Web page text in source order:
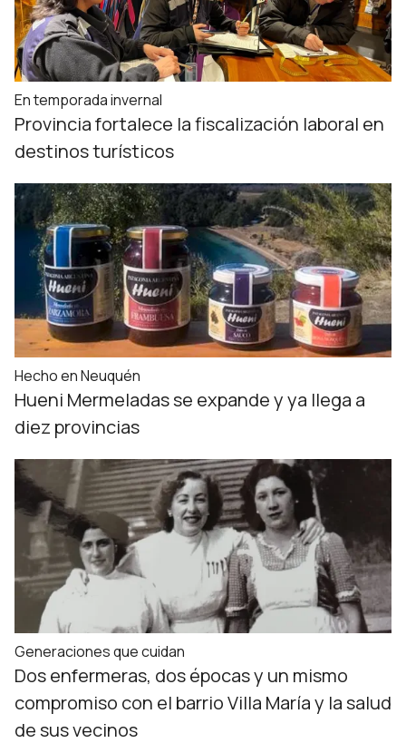
En temporada invernal
Provincia fortalece la fiscalización laboral en
destinos turísticos
Hecho en Neuquén
Hueni Mermeladas se expande y ya llega a
diez provincias
Generaciones que cuidan
Dos enfermeras, dos épocas y un mismo
compromiso con el barrio Villa María y la salud
de sus vecinos